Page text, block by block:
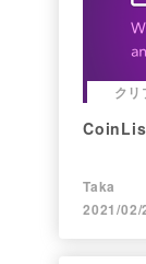
クリ
Taka
2021/02/